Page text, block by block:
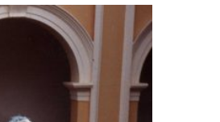
OTRAS ACTIVIDADES DE ÁMBITO COMARCAL Y
REUNIONES Y
PRESUPUESTO Y
OTRA INFORMACIÓN